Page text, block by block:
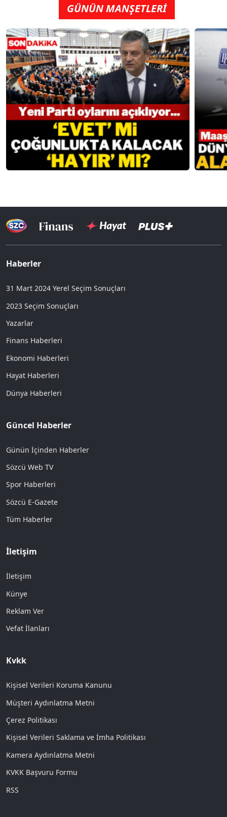
GÜNÜN MANŞETLERİ
Haberler
31 Mart 2024 Yerel Seçim Sonuçları
2023 Seçim Sonuçları
Yazarlar
Finans Haberleri
Ekonomi Haberleri
Hayat Haberleri
Dünya Haberleri
Güncel Haberler
Günün İçinden Haberler
Sözcü Web TV
Spor Haberleri
Sözcü E-Gazete
Tüm Haberler
İletişim
İletişim
Künye
Reklam Ver
Vefat İlanları
Kvkk
Kişisel Verileri Koruma Kanunu
Müşteri Aydınlatma Metni
Çerez Politikası
Kişisel Verileri Saklama ve İmha Politikası
Kamera Aydınlatma Metni
KVKK Başvuru Formu
RSS